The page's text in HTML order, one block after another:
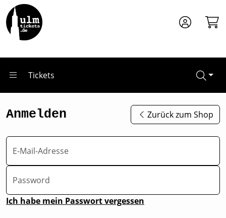
Zum Hauptinhalt springen
Tickets
Anmelden Zurück zum Shop
E-Mail-Adresse
Password
Ich habe mein Passwort vergessen